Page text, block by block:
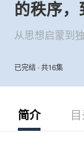
的秩序，
从思想启蒙到
已完结 · 共16集
简介